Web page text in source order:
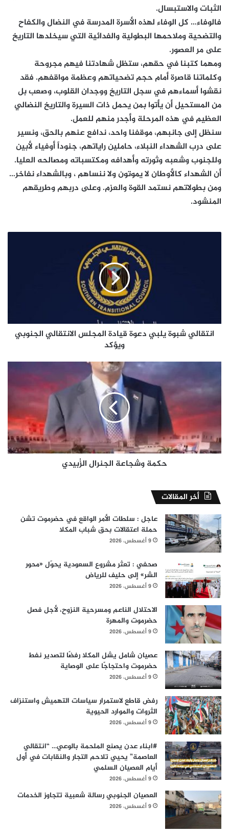
الثبات والاستبسال.
فالوفاء… كل الوفاء لهذه الأسرة المدرسة في النضال والكفاح
والتضحية وملاحمها البطولية والفدائية التي سيخلدها التاريخ
على مر العصور.
ومهما كتبنا في حقهم، ستظل شهادتنا فيهم مجروحة
وكلماتنا قاصرة أمام حجم تضحياتهم وعظمة مواقفهم. فقد
نقشوا أسماءهم في سجل التاريخ ووجدان القلوب، وصعب بل
من المستحيل أن يأتوا بمن يحمل ذات السيرة والتاريخ النضالي
العظيم في هذه المرحلة وأجدر منهم للعمل.
سنظل إلى جانبهم، موقفنا واحد، ندافع عنهم بالحق، ونسير
على درب الشهداء النبلاء، حاملين راياتهم، جنوداً أوفياء لأبين
وللجنوب وشعبه وثورته وأهدافه ومكتسباته ومصالحه العليا.
أن الشهداء كالأوطان لا يموتون ولا ننساهم ، وبالشهداء نفاخر…
ومن بطولاتهم نستمد القوة والعزم. وعلى دربهم وطريقهم
المنشود.
انتقالي
ويؤكد
انتقالي شبوة يلبي دعوة قيادة المجلس الانتقالي الجنوبي
ويؤكد
الجنرال
الزُبيدي
حكمة وشجاعة الجنرال الزُبيدي
أخر المقالات
عاجل : سلطات الأمر الواقع في حضرموت تشن
حملة اعتقالات بحق شباب المكلا
9 أغسطس، 2026
صحفي : تعثر مشروع السعودية يحوّل «محور
الشر» إلى حليف للرياض
9 أغسطس، 2026
الاحتلال الناعم ومسرحية النزوح، لأجل فصل
حضرموت والمهرة
9 أغسطس، 2026
عصيان شامل يشل المكلا رفضًا لتصدير نفط
حضرموت واحتجاجًا على الوصاية
9 أغسطس، 2026
رفض قاطع لاستمرار سياسات التهميش واستنزاف
الثروات والموارد الحيوية
9 أغسطس، 2026
#ابناء عدن يصنع الملحمة بالوعي… “انتقالي
العاصمة” يحيي تلاحم التجار والنقابات في أول
أيام العصيان السلمي
9 أغسطس، 2026
العصيان الجنوبي رسالة شعبية تتجاوز الخدمات
9 أغسطس، 2026